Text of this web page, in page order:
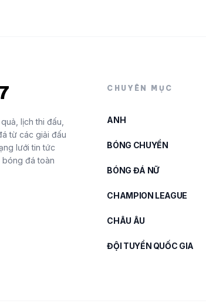
lịch thi đấu,
từ các giải đấu
lưới tin tức
bóng đá toàn
CHUYÊN MỤC
ANH
BÓNG CHUYỀN
BÓNG ĐÁ NỮ
CHAMPION LEAGUE
CHÂU ÂU
ĐỘI TUYỂN QUỐC GIA